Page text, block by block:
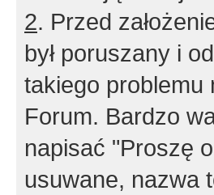
2. Przed
był poruszany i
takiego
Forum. Bardzo
napisać "Proszę
usuwane, nazwa